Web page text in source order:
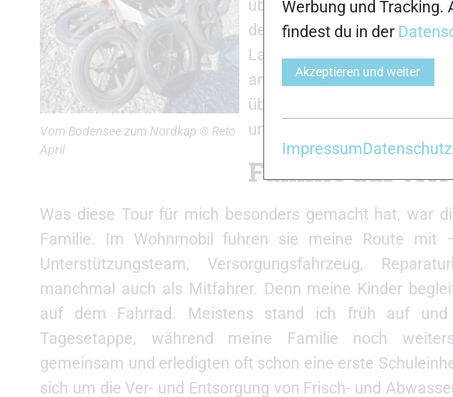
Vom Bodensee zum Nordkap © Reto
April
überrascht. Ein
den Abrieb allmählich
Lagerprobleme, keine
am Ende noch eine richtig
überzeugend – schnell,
unterwegs wünscht.
Familie auf
Was diese Tour für mich besonders gemacht hat, war
Familie. Im Wohnmobil fuhren sie meine Route mit
Unterstützungsteam, Versorgungsfahrzeug,
manchmal auch als Mitfahrer. Denn meine Kinder
auf dem Fahrrad. Meistens stand ich früh auf
Tagesetappe, während meine Familie noch
gemeinsam und erledigten oft schon eine erste
sich um die Ver- und Entsorgung von Frisch- und
Werbung und Tracking.
findest du in der
Akzeptieren und weiter
ImpressumDatenschutz